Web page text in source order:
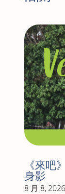
《來吧
身影
8 月 8, 2026